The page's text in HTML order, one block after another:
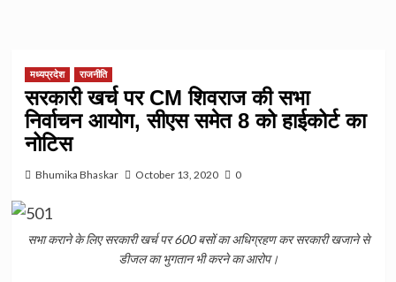
मध्यप्रदेश राजनीति
सरकारी खर्च पर CM शिवराज की सभा
निर्वाचन आयोग, सीएस समेत 8 को हाईकोर्ट का
नोटिस
Bhumika Bhaskar October 13, 2020 0
सभा कराने के लिए सरकारी खर्च पर 600 बसों का अधिग्रहण कर सरकारी खजाने से
डीजल का भुगतान भी करने का आरोप।